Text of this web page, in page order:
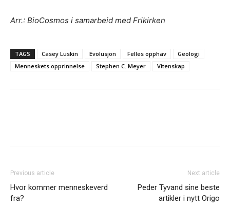
Arr.: BioCosmos i samarbeid med Frikirken
TAGS Casey Luskin Evolusjon Felles opphav
Geologi
Menneskets opprinnelse
Stephen C. Meyer Vitenskap
Previous article
Hvor kommer menneskeverd
fra?
Next article
Peder Tyvand sine beste
artikler i nytt Origo